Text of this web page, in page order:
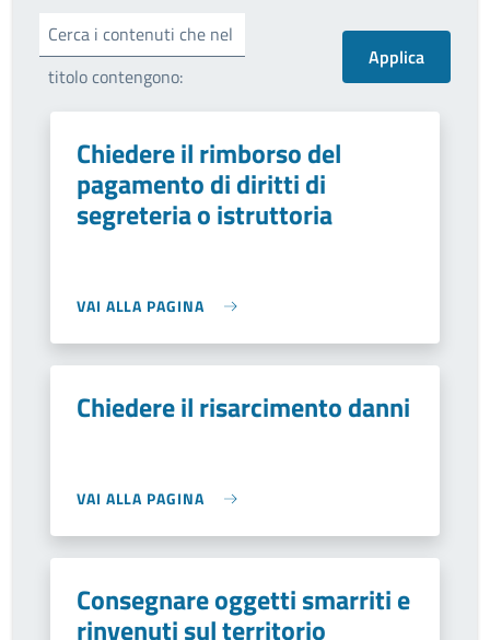
Cerca i contenuti che nel
titolo contengono:
Chiedere il rimborso del
pagamento di diritti di
segreteria o istruttoria
VAI ALLA PAGINA
Chiedere il risarcimento danni
VAI ALLA PAGINA
Consegnare oggetti smarriti e
rinvenuti sul territorio